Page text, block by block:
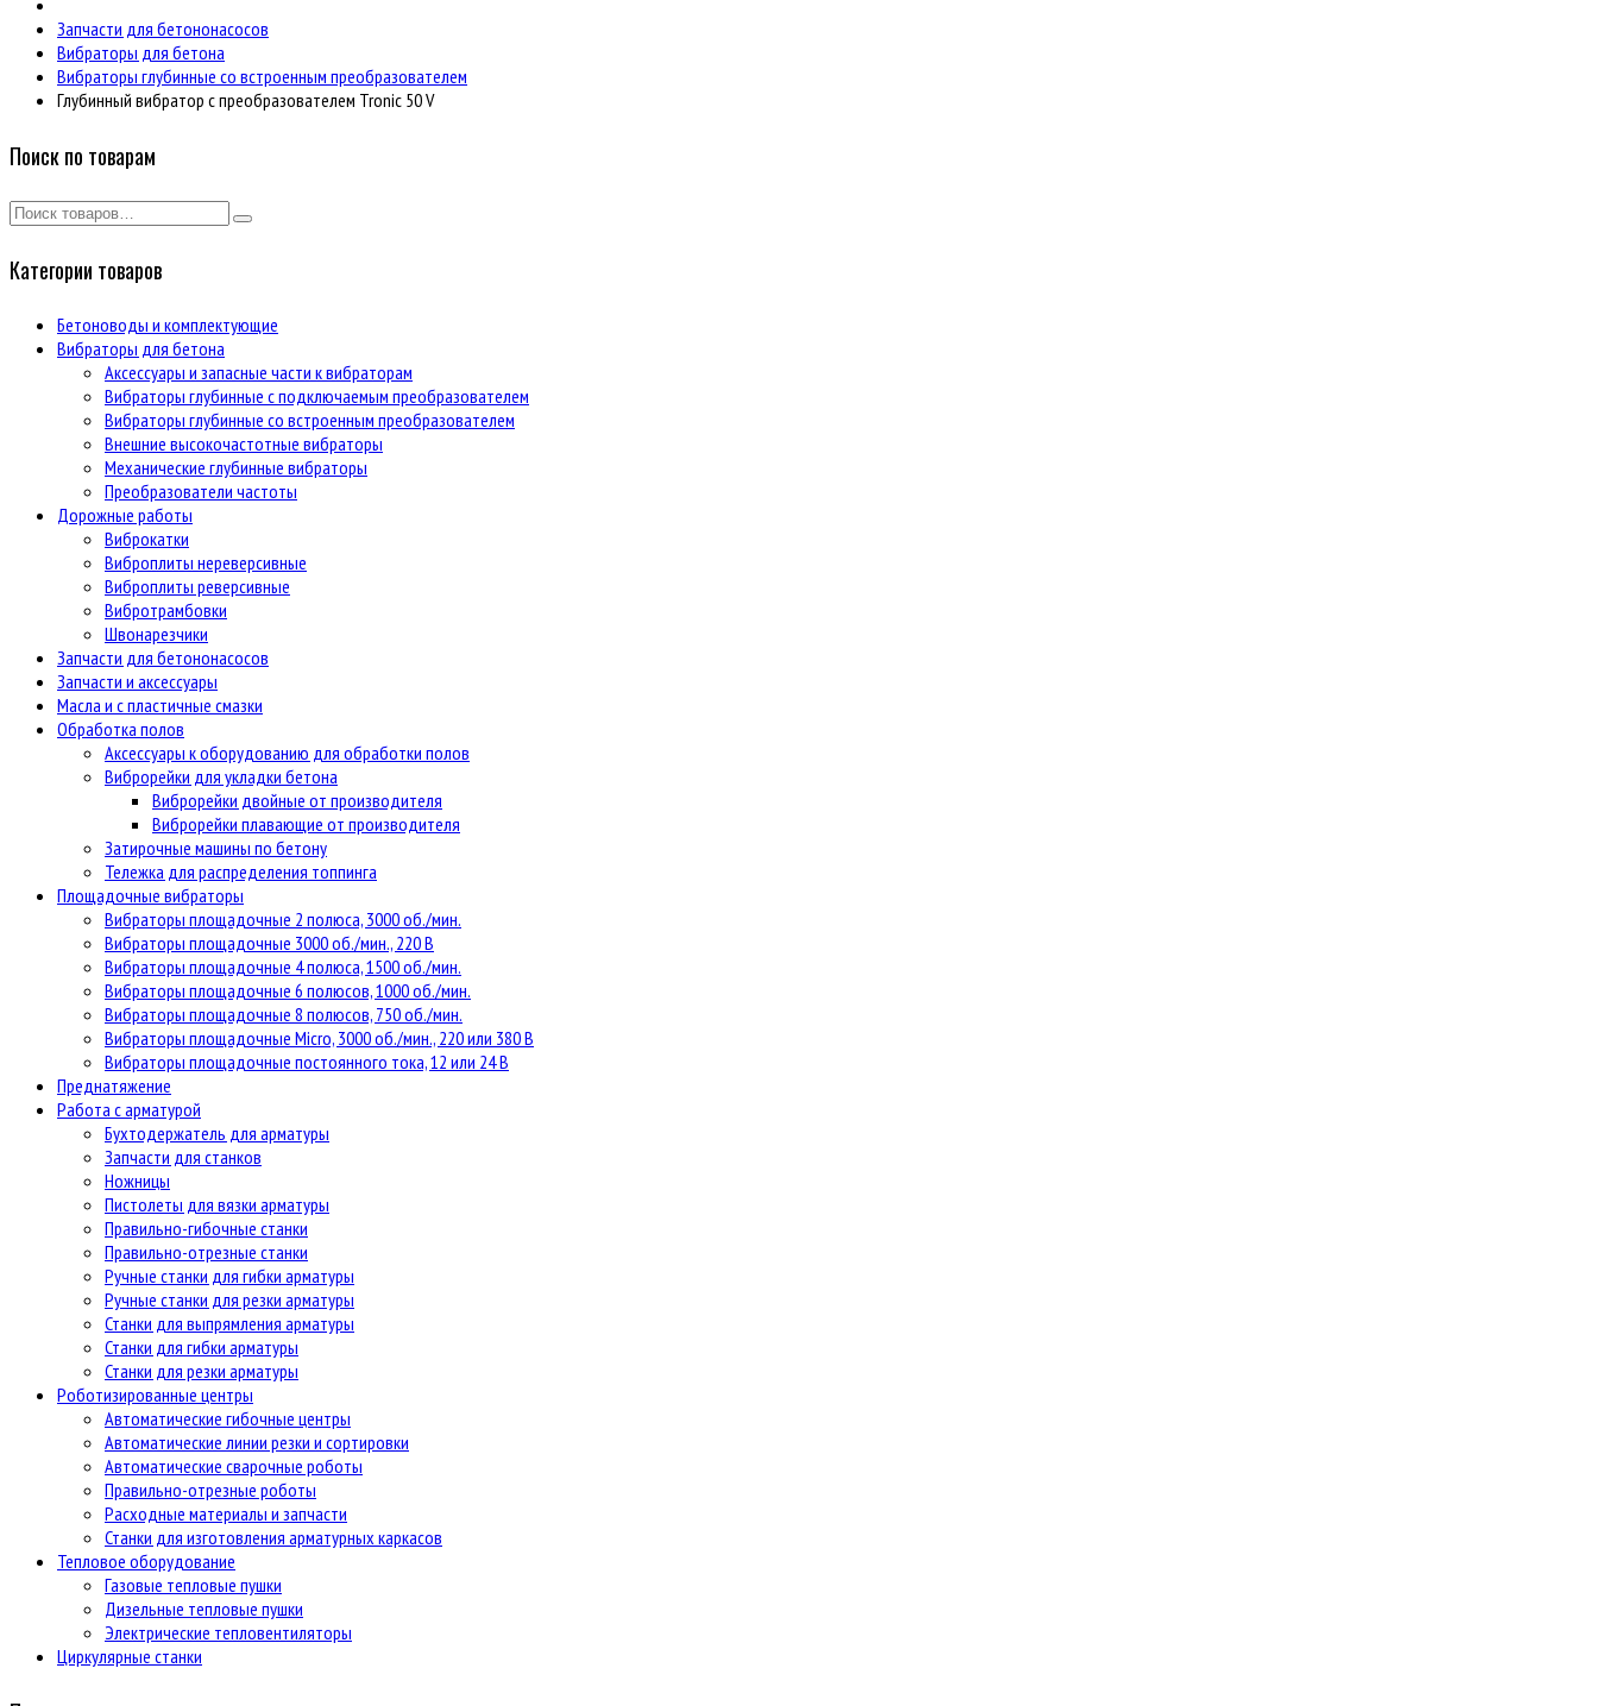
Запчасти для бетононасосов
Вибраторы для бетона
Вибраторы глубинные со встроенным преобразователем
Глубинный вибратор с преобразователем Tronic 50 V
Поиск по товарам
Категории товаров
Бетоноводы и комплектующие
Вибраторы для бетона
Аксессуары и запасные части к вибраторам
Вибраторы глубинные с подключаемым преобразователем
Вибраторы глубинные со встроенным преобразователем
Внешние высокочастотные вибраторы
Механические глубинные вибраторы
Преобразователи частоты
Дорожные работы
Виброкатки
Виброплиты нереверсивные
Виброплиты реверсивные
Вибротрамбовки
Швонарезчики
Запчасти для бетононасосов
Запчасти и аксессуары
Масла и с пластичные смазки
Обработка полов
Аксессуары к оборудованию для обработки полов
Виброрейки для укладки бетона
Виброрейки двойные от производителя
Виброрейки плавающие от производителя
Затирочные машины по бетону
Тележка для распределения топпинга
Площадочные вибраторы
Вибраторы площадочные 2 полюса, 3000 об./мин.
Вибраторы площадочные 3000 об./мин., 220 В
Вибраторы площадочные 4 полюса, 1500 об./мин.
Вибраторы площадочные 6 полюсов, 1000 об./мин.
Вибраторы площадочные 8 полюсов, 750 об./мин.
Вибраторы площадочные Micro, 3000 об./мин., 220 или 380 В
Вибраторы площадочные постоянного тока, 12 или 24 В
Преднатяжение
Работа с арматурой
Бухтодержатель для арматуры
Запчасти для станков
Ножницы
Пистолеты для вязки арматуры
Правильно-гибочные станки
Правильно-отрезные станки
Ручные станки для гибки арматуры
Ручные станки для резки арматуры
Станки для выпрямления арматуры
Станки для гибки арматуры
Станки для резки арматуры
Роботизированные центры
Автоматические гибочные центры
Автоматические линии резки и сортировки
Автоматические сварочные роботы
Правильно-отрезные роботы
Расходные материалы и запчасти
Станки для изготовления арматурных каркасов
Тепловое оборудование
Газовые тепловые пушки
Дизельные тепловые пушки
Электрические тепловентиляторы
Циркулярные станки